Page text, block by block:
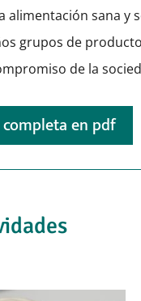
alimentación sana y
grupos de
de la
en pdf